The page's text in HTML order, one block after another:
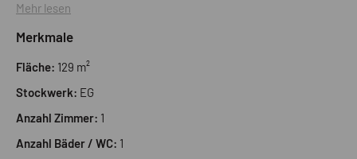
Südseite Wohnungen. Diese exklusiven Wohnungen,
werden nach „KlimaHaus A“ Standard errichtet und zertifiziert.
In den drei Untergeschoßen des Gebäudes sind Garagen,
1. Untergeschoß werden von der Gemeinde Lana öffentlich
bewirtschaftet, mit dem Recht der Kunden der Handels-
Stunde gratis zu parken. Mehr Informationen unter:
Mehr lesen
Merkmale
Fläche: 129 m²
Stockwerk: EG
Anzahl Zimmer: 1
Anzahl Bäder / WC: 1